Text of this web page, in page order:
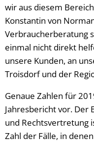
wir aus diesem
Konstantin von
Verbraucherberatung
einmal nicht direkt
unsere Kunden, an
Troisdorf und der
Genaue Zahlen für
Jahresbericht vor.
und Rechtsvertretung
Zahl der Fälle, in